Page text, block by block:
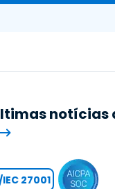
notícias
27001